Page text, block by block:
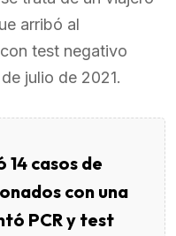
arribó al
test negativo
julio de 2021.
casos de
con una
PCR y test